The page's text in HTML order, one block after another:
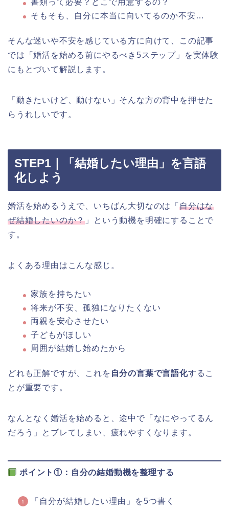
書類って必要？どこで用意するの？
そもそも、自分に本当に向いてるのか不安…
そんな迷いや不安を感じている方に向けて、この記事
では「婚活を始める前にやるべき5ステップ」を実体験
にもとづいて解説します。
「動きたいけど、動けない」そんな方の背中を押せた
らうれしいです。
STEP1｜「結婚したい理由」を言語
化しよう
婚活を始めるうえで、いちばん大切なのは「 自分はな
ぜ結婚したいのか？ 」という動機を明確にすることで
す。
よくある理由はこんな感じ。
家族を持ちたい
将来が不安、孤独になりたくない
両親を安心させたい
子どもがほしい
周囲が結婚し始めたから
どれも正解ですが、これを 自分の言葉で言語化するこ
とが重要です。
なんとなく婚活を始めると、途中で「なにやってるん
だろう」とブレてしまい、疲れやすくなります。
ポイント①：自分の結婚動機を整理する
「自分が結婚したい理由」を5つ書く